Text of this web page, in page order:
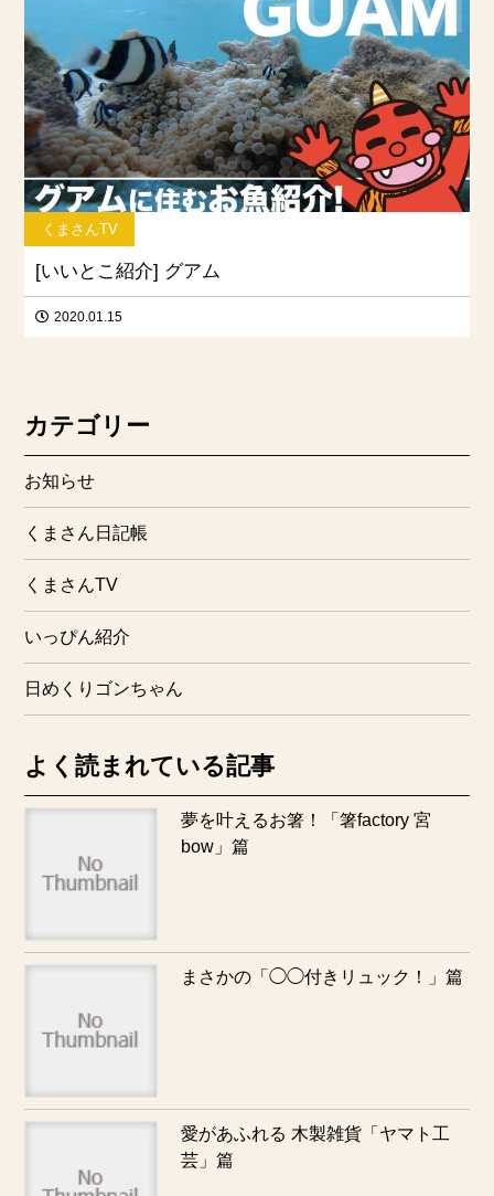
くまさんTV
[いいとこ紹介] グアム
2020.01.15
カテゴリー
お知らせ
くまさん日記帳
くまさんTV
いっぴん紹介
日めくりゴンちゃん
よく読まれている記事
夢を叶えるお箸！「箸factory 宮
bow」篇
まさかの「◯◯付きリュック！」篇
愛があふれる 木製雑貨「ヤマト工
芸」篇